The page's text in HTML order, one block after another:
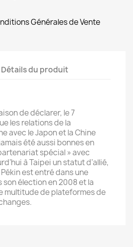
Générales de Vente
Détails du produit
de déclarer, le 7
les relations de la
avec le Japon et la Chine
été aussi bonnes en
spécial » avec
à Taipei un statut d’allié,
est entré dans une
son élection en 2008 et la
multitude de plateformes de